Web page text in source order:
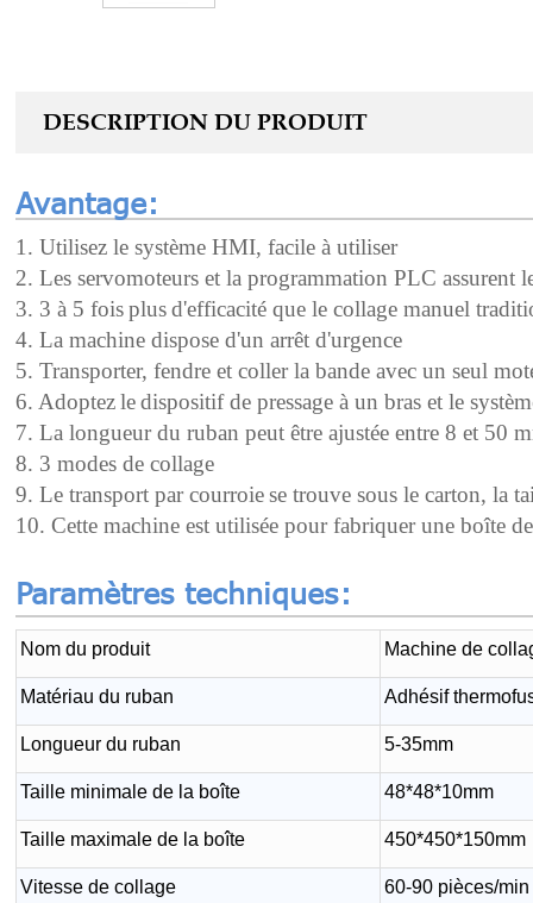
DESCRIPTION DU PRODUIT
Avantage:
1. Utilisez le système HMI, facile à utiliser
2. Les servomoteurs et la programmation PLC assurent
3. 3 à 5 fois plus d'efficacité que le collage manuel
4. La machine dispose d'un arrêt d'urgence
5. Transporter, fendre et coller la bande avec un seul
6. Adoptez le dispositif de pressage à un bras et le
7. La longueur du ruban peut être ajustée entre 8 et 50
8. 3 modes de collage
9. Le transport par courroie se trouve sous le carton, la
10. Cette machine est utilisée pour fabriquer une boîte
Paramètres techniques:
Nom du produit Machine de
Matériau du ruban Adhésif
Longueur du ruban 5-35mm
Taille minimale de la boîte 48*48*10mm
Taille maximale de la boîte 450*450*150mm
Vitesse de collage 60-90 pièces/min